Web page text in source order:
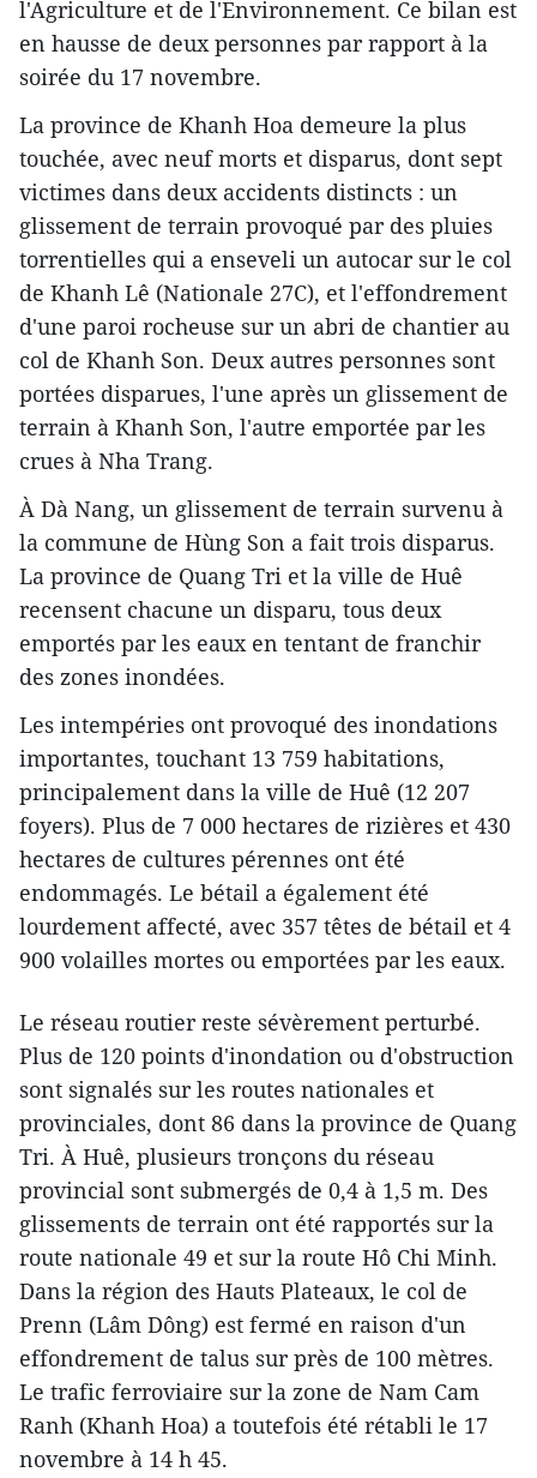
l'Agriculture et de l'Environnement. Ce bilan est
en hausse de deux personnes par rapport à la
soirée du 17 novembre.
La province de Khanh Hoa demeure la plus
touchée, avec neuf morts et disparus, dont sept
victimes dans deux accidents distincts : un
glissement de terrain provoqué par des pluies
torrentielles qui a enseveli un autocar sur le col
de Khanh Lê (Nationale 27C), et l'effondrement
d'une paroi rocheuse sur un abri de chantier au
col de Khanh Son. Deux autres personnes sont
portées disparues, l'une après un glissement de
terrain à Khanh Son, l'autre emportée par les
crues à Nha Trang.
À Dà Nang, un glissement de terrain survenu à
la commune de Hùng Son a fait trois disparus.
La province de Quang Tri et la ville de Huê
recensent chacune un disparu, tous deux
emportés par les eaux en tentant de franchir
des zones inondées.
Les intempéries ont provoqué des inondations
importantes, touchant 13 759 habitations,
principalement dans la ville de Huê (12 207
foyers). Plus de 7 000 hectares de rizières et 430
hectares de cultures pérennes ont été
endommagés. Le bétail a également été
lourdement affecté, avec 357 têtes de bétail et 4
900 volailles mortes ou emportées par les eaux.
Le réseau routier reste sévèrement perturbé.
Plus de 120 points d'inondation ou d'obstruction
sont signalés sur les routes nationales et
provinciales, dont 86 dans la province de Quang
Tri. À Huê, plusieurs tronçons du réseau
provincial sont submergés de 0,4 à 1,5 m. Des
glissements de terrain ont été rapportés sur la
route nationale 49 et sur la route Hô Chi Minh.
Dans la région des Hauts Plateaux, le col de
Prenn (Lâm Dông) est fermé en raison d'un
effondrement de talus sur près de 100 mètres.
Le trafic ferroviaire sur la zone de Nam Cam
Ranh (Khanh Hoa) a toutefois été rétabli le 17
novembre à 14 h 45.